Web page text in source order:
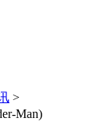
>
Man)